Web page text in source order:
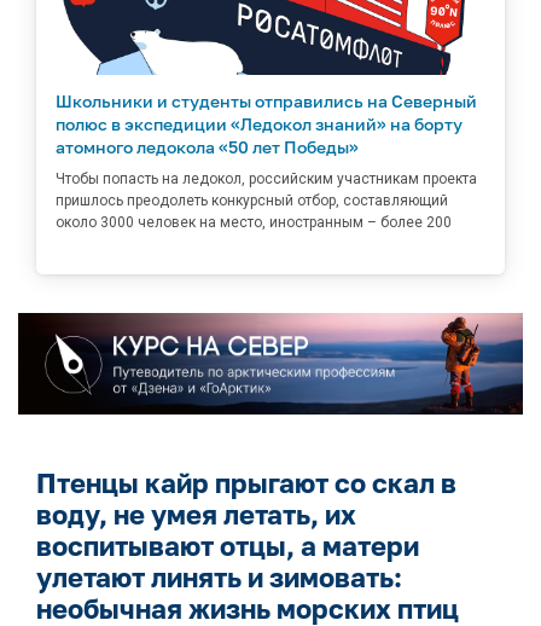
Школьники и студенты отправились на Северный
полюс в экспедиции «Ледокол знаний» на борту
атомного ледокола «50 лет Победы»
Чтобы попасть на ледокол, российским участникам проекта
пришлось преодолеть конкурсный отбор, составляющий
около 3000 человек на место, иностранным – более 200
Птенцы кайр прыгают со скал в
воду, не умея летать, их
воспитывают отцы, а матери
улетают линять и зимовать:
необычная жизнь морских птиц